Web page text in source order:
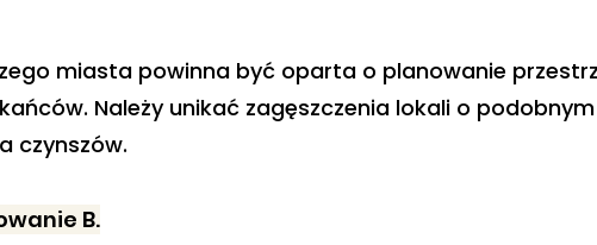
miasta powinna być oparta o planowanie
Należy unikać zagęszczenia lokali o
czynszów.
B.